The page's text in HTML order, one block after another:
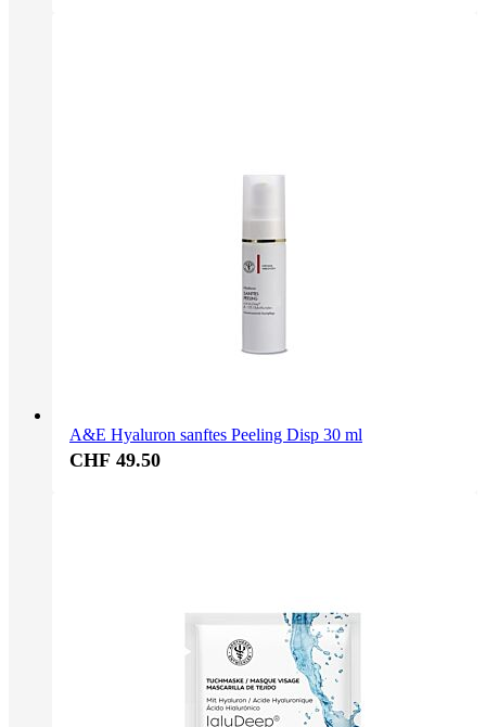
A&E Hyaluron sanftes Peeling Disp 30 ml
CHF 49.50